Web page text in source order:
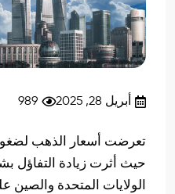
أبريل 28, 2025 989
تعرضت أسعار الذهب
حيث أثرت زيادة التفاؤل
الولايات المتحدة